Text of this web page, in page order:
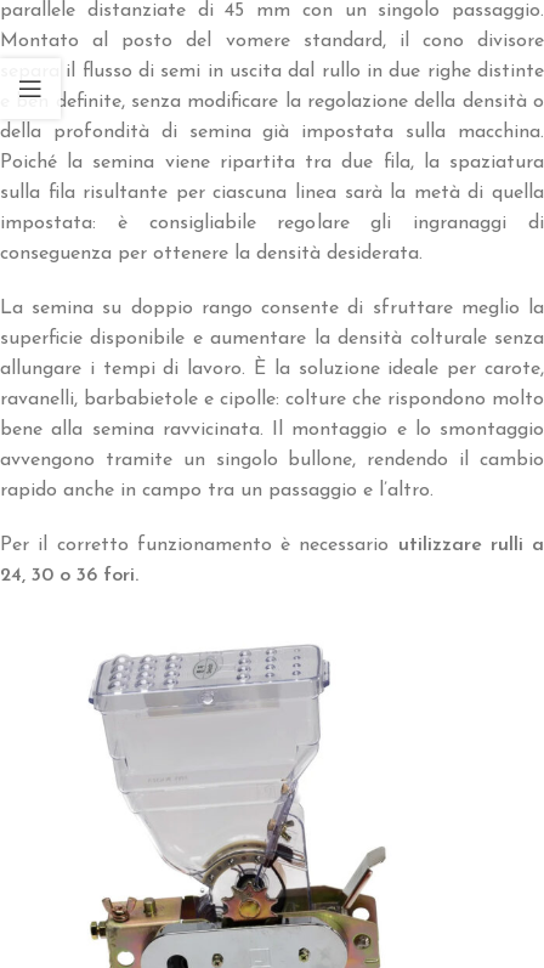
parallele distanziate di 45 mm con un singolo passaggio.
Montato al posto del vomere standard, il cono divisore
separa il flusso di semi in uscita dal rullo in due righe distinte
e ben definite, senza modificare la regolazione della densità o
della profondità di semina già impostata sulla macchina.
Poiché la semina viene ripartita tra due fila, la spaziatura
sulla fila risultante per ciascuna linea sarà la metà di quella
impostata: è consigliabile regolare gli ingranaggi di
conseguenza per ottenere la densità desiderata.
La semina su doppio rango consente di sfruttare meglio la
superficie disponibile e aumentare la densità colturale senza
allungare i tempi di lavoro. È la soluzione ideale per carote,
ravanelli, barbabietole e cipolle: colture che rispondono molto
bene alla semina ravvicinata. Il montaggio e lo smontaggio
avvengono tramite un singolo bullone, rendendo il cambio
rapido anche in campo tra un passaggio e l’altro.
Per il corretto funzionamento è necessario utilizzare rulli a
24, 30 o 36 fori.